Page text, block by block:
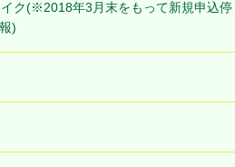
ク(※2018年3月末をもって新規申込停
)